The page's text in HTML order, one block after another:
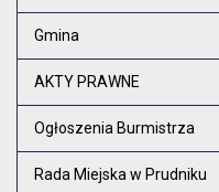
Gmina
AKTY PRAWNE
Ogłoszenia Burmistrza
Rada Miejska w Prudniku